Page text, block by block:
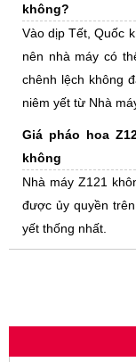
không?
Vào dịp Tết, Quốc
nên nhà máy có
chênh lệch không
niêm yết từ Nhà
Giá pháo hoa
không
Nhà máy Z121
được ủy quyền
yết thống nhất.